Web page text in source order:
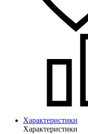
Характеристики
Характеристики